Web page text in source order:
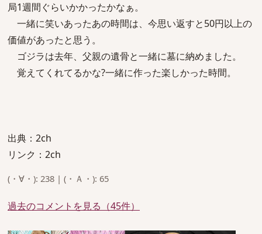
局1週間ぐらいかかったかなぁ。
一緒に笑いあったあの時間は、今思い返すと50円以上の
価値があったと思う。
ゴジラは去年、父親の遺骨と一緒に墓に納めました。
覚えてくれてるかな?一緒に作った楽しかった時間。
出典：2ch
リンク：2ch
(・∀・): 238 | (・Ａ・): 65
過去のコメントを見る（45件）